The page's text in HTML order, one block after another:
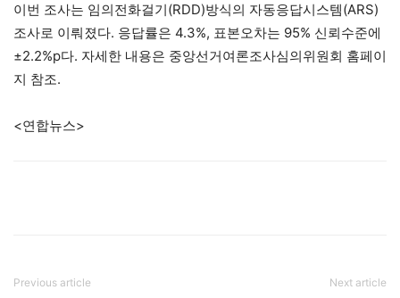
이번 조사는 임의전화걸기(RDD)방식의 자동응답시스템(ARS)
조사로 이뤄졌다. 응답률은 4.3%, 표본오차는 95% 신뢰수준에
±2.2%p다. 자세한 내용은 중앙선거여론조사심의위원회 홈페이
지 참조.
<연합뉴스>
Previous article Next article